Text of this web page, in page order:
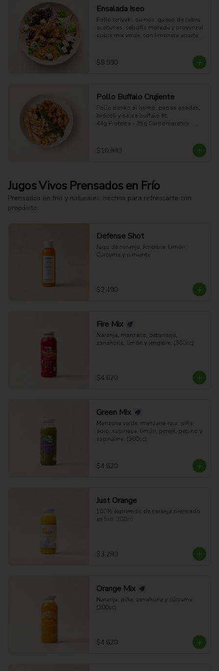
Ensalada Iseo
Pollo teriyaki, quinoa, queso de cabra,
aceitunas, cebolla morada y provenzal
sobre mix verde, con limoneta aparte.
$9.990
Pollo Buffalo Crujiente
Pollo panko al horno, papas asadas,
brócoli y salsa buffalo fit.
44g Proteina - 35g Carbohidratos -
$10.990
Jugos Vivos Prensados en Frío
Prensados en frio y naturales, hechos para refrescarte con
propósito.
Defense Shot
Jugo de naranja, Jengibre, Limón,
Curcuma y pimienta
$2.490
Fire Mix
Naranja, manzana, betarraga,
zanahoria, limón y jengibre. (300cc)
$4.620
Green Mix
Manzana verde, manzana roja, piña,
apio, espinaca, limón, perejil, pepino y
espirulina. (300cc)
$4.620
Just Orange
100% exprimido de naranja prensado
en frio. 300cc
$3.290
Orange Mix
Naranja, piña, zanahoria y cúrcuma.
(300cc)
$4.620